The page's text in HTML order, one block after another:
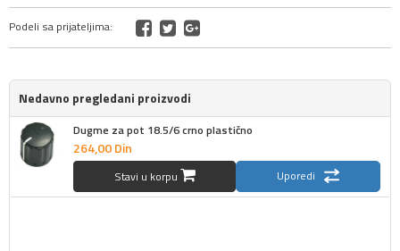
Podeli sa prijateljima:
Nedavno pregledani proizvodi
Dugme za pot 18.5/6 crno plastično
264,00Din
Stavi u korpu Uporedi